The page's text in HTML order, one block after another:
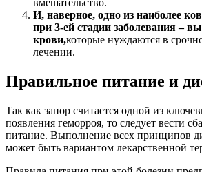
вмешательство.
И, наверное, одно из наиболее
при 3-ей стадии заболевания –
крови,которые нуждаются в
лечении.
Правильное питание и
Так как запор считается одной из
появления геморроя, то следует вести
питание. Выполнение всех принципов
может быть вариантом лекарственной